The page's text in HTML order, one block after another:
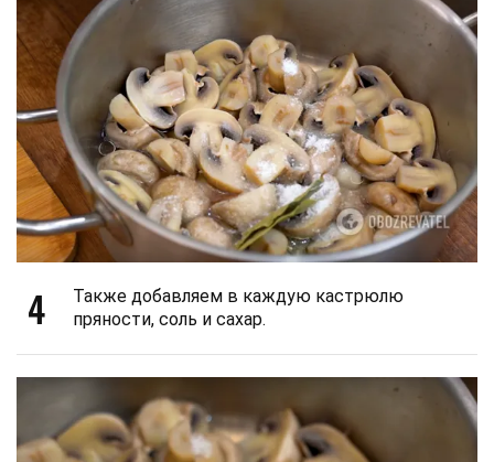
4
Также добавляем в каждую кастрюлю
пряности, соль и сахар.